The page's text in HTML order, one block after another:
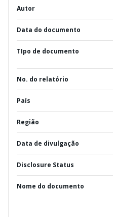
Autor
Data do documento
TIpo de documento
No. do relatório
País
Região
Data de divulgação
Disclosure Status
Nome do documento